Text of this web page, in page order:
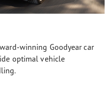
winning Goodyear car
optimal vehicle